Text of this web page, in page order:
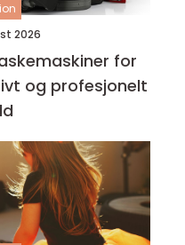
2026
for
og profesjonelt